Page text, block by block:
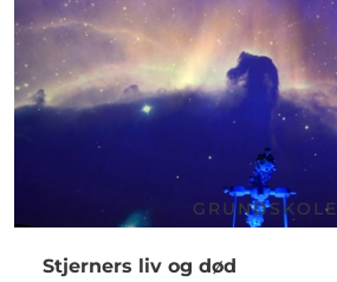
GRUNDSKOLE
Stjerners liv og død